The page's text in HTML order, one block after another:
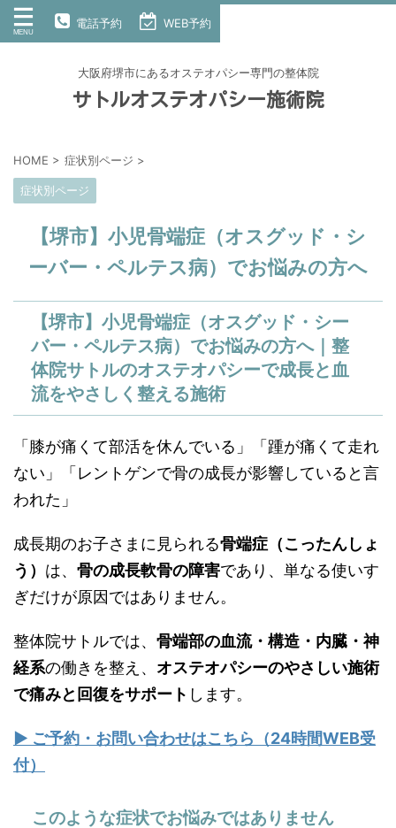
電話予約 WEB予約
大阪府堺市にあるオステオパシー専門の整体院
サトルオステオパシー施術院
HOME > 症状別ページ >
症状別ページ
【堺市】小児骨端症（オスグッド・シ
ーバー・ペルテス病）でお悩みの方へ
【堺市】小児骨端症（オスグッド・シー
バー・ペルテス病）でお悩みの方へ｜整
体院サトルのオステオパシーで成長と血
流をやさしく整える施術
「膝が痛くて部活を休んでいる」「踵が痛くて走れ
ない」「レントゲンで骨の成長が影響していると言
われた」
成長期のお子さまに見られる骨端症（こったんしょ
う） は、 骨の成長軟骨の障害であり、単なる使いす
ぎだけが原因ではありません。
整体院サトルでは、 骨端部の血流・構造・内臓・神
経系の働きを整え、 オステオパシーのやさしい施術
で痛みと回復をサポート します。
▶ ご予約・お問い合わせはこちら（24時間WEB受
付）
このような症状でお悩みではありません